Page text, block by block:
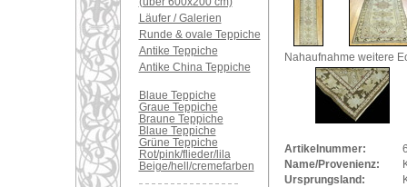
Läufer / Galerien
Runde & ovale Teppiche
Antike Teppiche
Antike China Teppiche
Blaue Teppiche
Graue Teppiche
Braune Teppiche
Blaue Teppiche
Grüne Teppiche
Rot/pink/flieder/lila
Beige/hell/cremefarben
Nahaufnahme weitere
Artikelnummer:
Name/Provenienz:
Ursprungsland: